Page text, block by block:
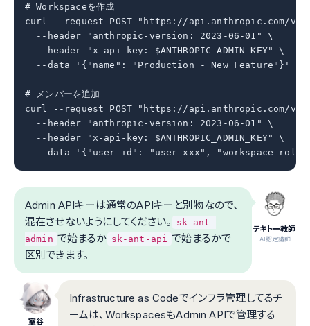
# Workspaceを作成
curl --request POST "https://api.anthropic.com/v1/
  --header "anthropic-version: 2023-06-01" \
  --header "x-api-key: $ANTHROPIC_ADMIN_KEY" \
  --data '{"name": "Production - New Feature"}'
# メンバーを追加
curl --request POST "https://api.anthropic.com/v1/
  --header "anthropic-version: 2023-06-01" \
  --header "x-api-key: $ANTHROPIC_ADMIN_KEY" \
--data '{"user_id": "user_xxx",
テキトー教師
.AI認定講師
Admin APIキーは通常のAPIキーと別物なので、
混在させないようにしてください。
sk-ant-
admin で始まるか sk-ant-api で始まるかで
区別できます。
室谷
Infrastructure as Codeでインフラ管理してるチ
ームは、WorkspacesもAdmin APIで管理する